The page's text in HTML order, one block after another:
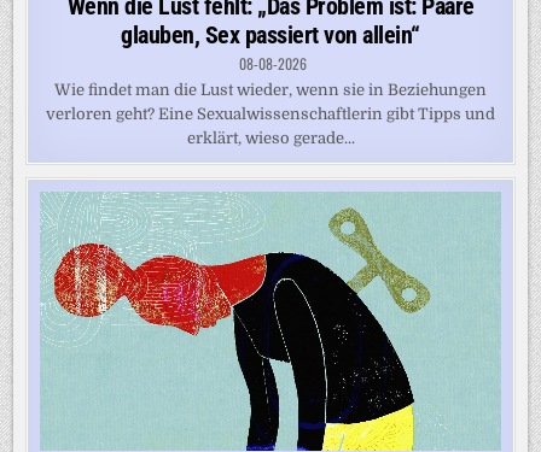
Wenn die Lust fehlt: „Das Problem ist: Paare
glauben, Sex passiert von allein“
08-08-2026
Wie findet man die Lust wieder, wenn sie in Beziehungen
verloren geht? Eine Sexualwissenschaftlerin gibt Tipps und
erklärt, wieso gerade...